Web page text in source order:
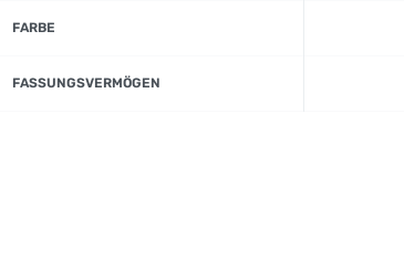
FARBE
FASSUNGSVERMÖGEN